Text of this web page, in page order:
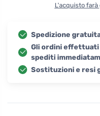
L'acquisto
Spedizione
Gli ordini effettuati
spediti
Sostituzioni e resi